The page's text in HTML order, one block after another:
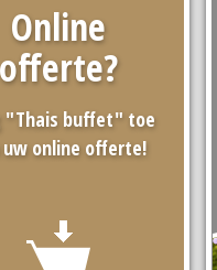
Online
offerte?
"Thais buffet" toe
uw online offerte!